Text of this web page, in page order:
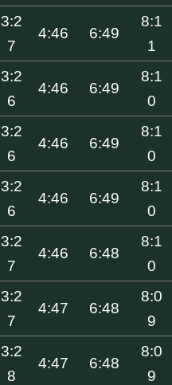
3:2
7
4:46 6:49
8:1
1
3:2
6
4:46 6:49
8:1
0
3:2
6
4:46 6:49
8:1
0
3:2
6
4:46 6:49
8:1
0
3:2
7
4:46 6:48
8:1
0
3:2
7
4:47 6:48
8:0
9
3:2
8
4:47 6:48
8:0
9